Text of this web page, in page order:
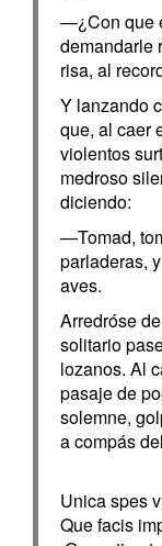
—¿Con que
demandarle
risa, al
Y lanzando
que, al caer
violentos
medroso
diciendo:
—Tomad,
parladeras,
aves.
Arredróse
solitario
lozanos. Al
pasaje de
solemne,
a compás
Unica spes
Que facis